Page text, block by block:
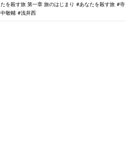
たを殺す旅 第一章 旅のはじまり
あなたを殺す旅
寺
中敬輔
浅井西